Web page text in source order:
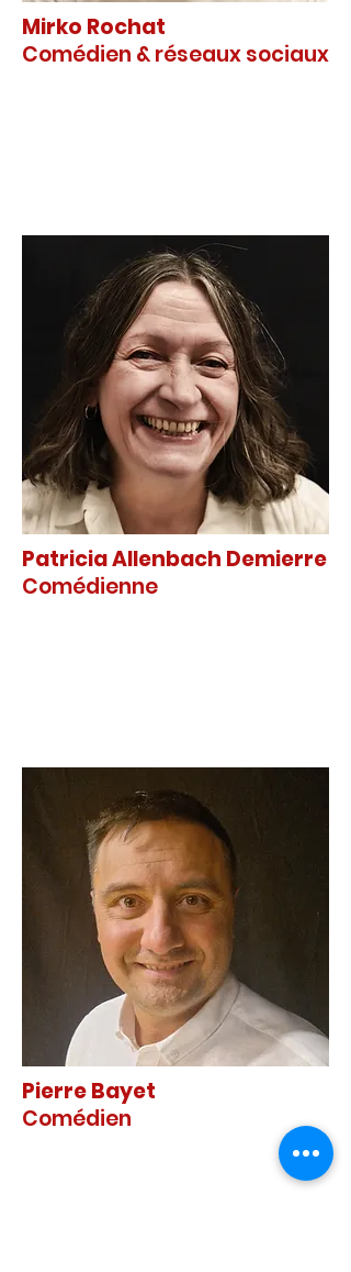
Mirko Rochat
Comédien & réseaux sociaux
Patricia Allenbach Demierre
Comédienne
Pierre Bayet
Comédien